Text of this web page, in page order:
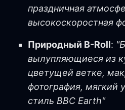
праздничная
высокоскоростная
Природный B-Roll:
вылупляющиеся из
цветущей ветке,
фотография, мягкий
стиль BBC Earth"